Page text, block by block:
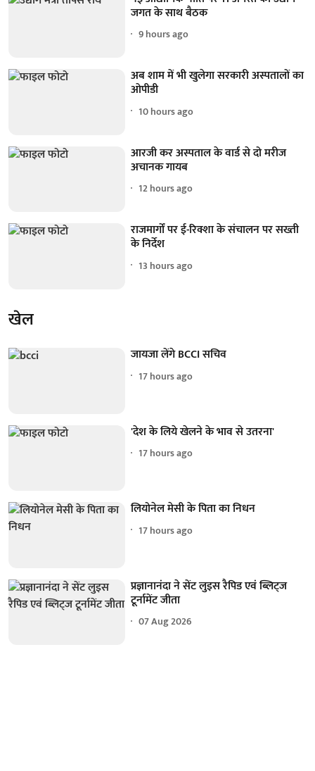
जगत के साथ बैठक
9 hours ago
अब शाम में भी खुलेगा सरकारी अस्पतालों का
ओपीडी
10 hours ago
आरजी कर अस्पताल के वार्ड से दो मरीज
अचानक गायब
12 hours ago
राजमार्गों पर ई-रिक्शा के संचालन पर सख्ती
के निर्देश
13 hours ago
खेल
जायजा लेंगे BCCI सचिव
17 hours ago
'देश के लिये खेलने के भाव से उतरना'
17 hours ago
लियोनेल मेसी के पिता का निधन
17 hours ago
प्रज्ञानानंदा ने सेंट लुइस रैपिड एवं ब्लिट्ज
टूर्नामेंट जीता
07 Aug 2026